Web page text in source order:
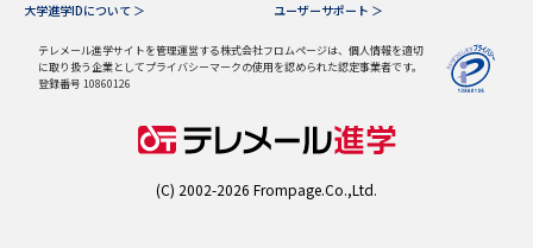
オープンキャンパスなどを調べる
オープンキャンパス検索 実施プログラムから探す
来場型・Web型イベント特集 夢ナビライブ
大学進学IDについて ＞
ユーザーサポート ＞
テレメール進学サイトを管理運営する株式会社フロムページは、個人情報を適切
に取り扱う企業としてプライバシーマークの使用を認められた認定事業者です。
登録番号 10860126
(C) 2002-2026 Frompage.Co.,Ltd.